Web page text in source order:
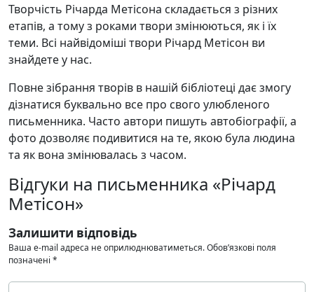
Творчість Річарда Метісона складається з різних
етапів, а тому з роками твори змінюються, як і їх
теми. Всі найвідоміші твори Річард Метісон ви
знайдете у нас.
Повне зібрання творів в нашій бібліотеці дає змогу
дізнатися буквально все про свого улюбленого
письменника. Часто автори пишуть автобіографії, а
фото дозволяє подивитися на те, якою була людина
та як вона змінювалась з часом.
Відгуки на письменника «Річард
Метісон»
Залишити відповідь
Ваша e-mail адреса не оприлюднюватиметься.Обов’язкові поля
позначені *